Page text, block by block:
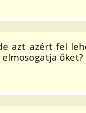
azt azért fel
őket?